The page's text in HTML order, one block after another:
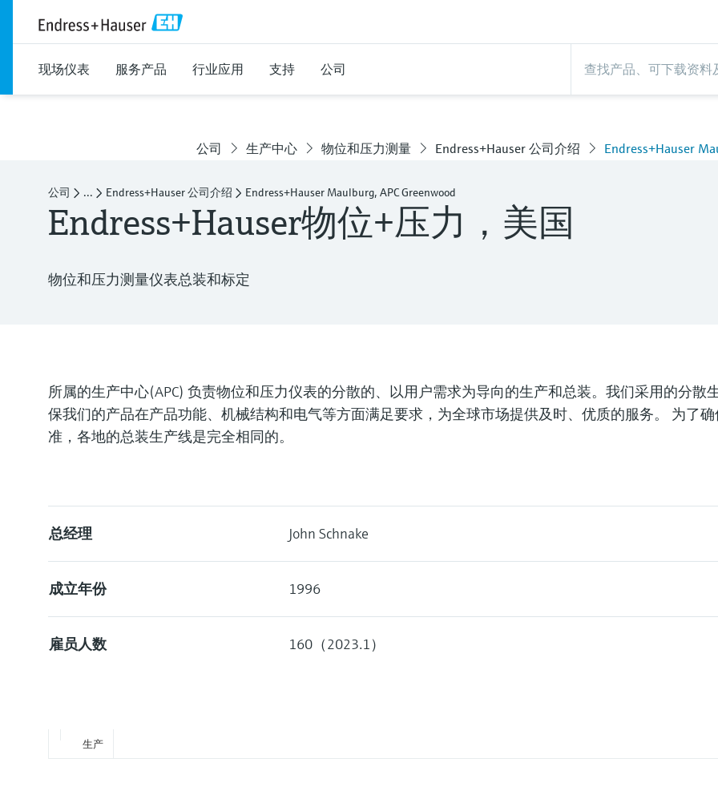
现场仪表 服务产品 行业应用 支持 公司
公司 生产中心 物位和压力测量 Endress+Hauser 公司介绍 Endress+Hauser
公司 ... Endress+Hauser 公司介绍 Endress+Hauser Maulburg, APC Greenwood
Endress+Hauser物位+压力，美国
物位和压力测量仪表总装和标定
所属的生产中心(APC) 负责物位和压力仪表的分散的、以用户需求为导向的生产和总装。我们采用的分散
保我们的产品在产品功能、机械结构和电气等方面满足要求，为全球市场提供及时、优质的服务。 为了
准，各地的总装生产线是完全相同的。
总经理 John Schnake
成立年份 1996
雇员人数 160（2023.1）
生产